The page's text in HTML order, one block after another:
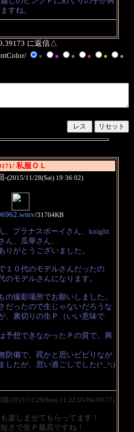
すね。
に返信△
● ● ● ● ●
●
/ 私服ＯＬ
-(2015/11/28(Sat) 19:36:02)
/31704KB
、プラナスボーイさん、knight
ん、瓜華さん、
りがとうございました。
１０代のモデルさんだったの
のモデルさんになります。
の撮影場所でお願いしました。
だったので生じゃないだろうな
、裏切りの生Ｐ（いい意味で
予想できなかったＰの質で、興
防備で、罠かと思いビビりなが
したが、思い過ごしでした(^_^;)
回/2015/11/29(Sun) 11:22:05/No39177)
楽しませてもらってます！
短さで生Ｐ最高ですね！